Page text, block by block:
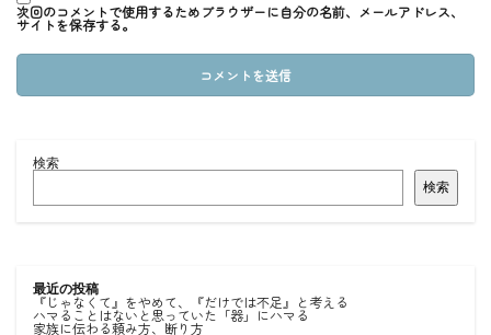
次回のコメントで使用するためブラウザーに自分の名前、メールアドレス、
サイトを保存する。
検索
検索
最近の投稿
『じゃなくて』をやめて、『だけでは不足』と考える
ハマることはないと思っていた「器」にハマる
家族に伝わる頼み方、断り方